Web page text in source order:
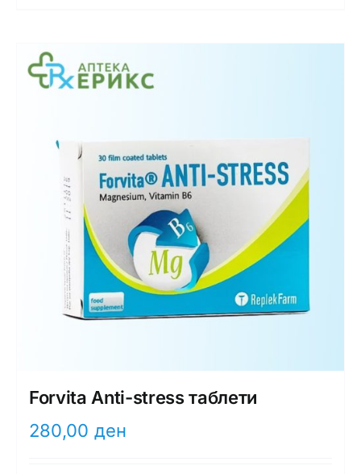
Forvita Anti-stress таблети
280,00 ден